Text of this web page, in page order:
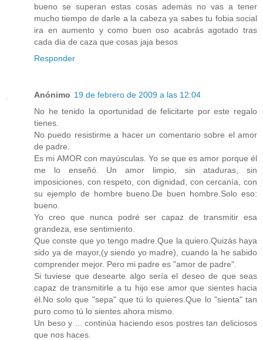
bueno se superan estas cosas además no vas a tener
mucho tiempo de darle a la cabeza ya sabes tu fobia social
ira en aumento y como buen oso acabrás agotado tras
cada dia de caza que cosas jaja besos
Responder
Anónimo 19 de febrero de 2009 a las 12:04
No he tenido la oportunidad de felicitarte por este regalo
tienes.
No puedo resistirme a hacer un comentario sobre el amor
de padre.
Es mi AMOR con mayúsculas. Yo se que es amor porque él
me lo enseñó. Un amor limpio, sin ataduras, sin
imposiciones, con respeto, con dignidad, con cercanía, con
su ejemplo de hombre bueno.De buen hombre.Solo eso:
bueno.
Yo creo que nunca podré ser capaz de transmitir esa
grandeza, ese sentimiento.
Que conste que yo tengo madre.Que la quiero.Quizás haya
sido ya de mayor,(y siendo yo madre), cuando la he sabido
comprender mejor. Pero mi padre es "amor de padre".
Si tuviese que desearte algo sería el deseo de que seas
capaz de transmitirle a tu hijo ese amor que sientes hacia
él.No solo que "sepa" que tú lo quieres.Que lo "sienta" tan
puro como tú lo sientes ahora mismo.
Un beso y ... continúa haciendo esos postres tan deliciosos
que nos haces.